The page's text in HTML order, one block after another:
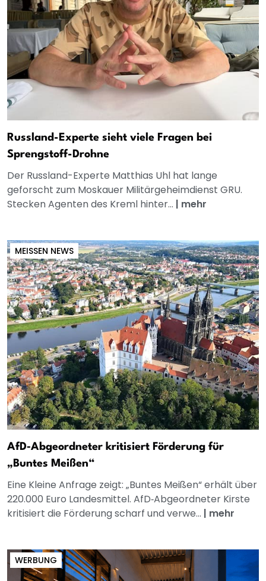
Russland-Experte sieht viele Fragen bei
Sprengstoff-Drohne
Der Russland-Experte Matthias Uhl hat lange
geforscht zum Moskauer Militärgeheimdienst GRU.
Stecken Agenten des Kreml hinter... | mehr
MEISSEN NEWS
AfD‑Abgeordneter kritisiert Förderung für
„Buntes Meißen“
Eine Kleine Anfrage zeigt: „Buntes Meißen“ erhält über
220.000 Euro Landesmittel. AfD‑Abgeordneter Kirste
kritisiert die Förderung scharf und verwe... | mehr
WERBUNG